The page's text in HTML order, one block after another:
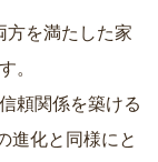
方を満たした家
。
頼関係を築ける